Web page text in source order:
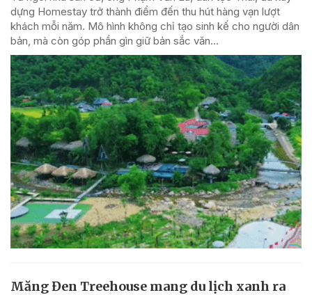
dựng Homestay trở thành điểm đến thu hút hàng vạn lượt
khách mỗi năm. Mô hình không chỉ tạo sinh kế cho người dân
bản, mà còn góp phần gìn giữ bản sắc văn...
Măng Đen Treehouse mang du lịch xanh ra